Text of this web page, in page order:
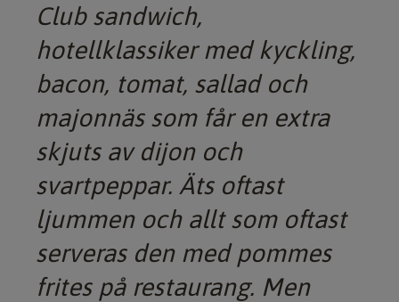
Club sandwich,
hotellklassiker med kyckling,
bacon, tomat, sallad och
majonnäs som får en extra
skjuts av dijon och
svartpeppar. Äts oftast
ljummen och allt som oftast
serveras den med pommes
frites på restaurang. Men